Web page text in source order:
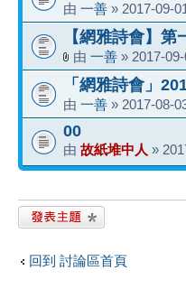
由 一善 » 2017-09-
【網雅詩會】
由 一善 » 2017-
「網雅詩會」
由 一善 » 2017-08-
00
由 故紙堆中人 »
發表新主題
回到 討論區首頁